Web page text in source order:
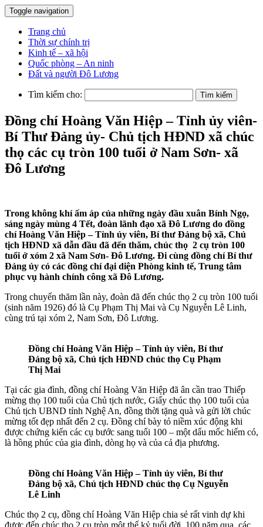
Toggle navigation
Trang chủ
Thời sự chính trị
Kinh tế – xã hội
Quốc phòng – An ninh
Đất và người Đô Lương
Tìm kiếm cho:
Đồng chí Hoàng Văn Hiệp – Tỉnh ủy viên-
Bí Thư Đảng ủy- Chủ tịch HĐND xã chúc
thọ các cụ tròn 100 tuổi ở Nam Sơn- xã
Đô Lương
Trong không khí ấm áp của những ngày đầu xuân Bính Ngọ,
sáng ngày mùng 4 Tết, đoàn lãnh đạo xã Đô Lương do đồng
chí Hoàng Văn Hiệp – Tỉnh ủy viên, Bí thư Đảng bộ xã, Chủ
tịch HĐND xã dẫn đầu đã đến thăm, chúc thọ 2 cụ tròn 100
tuổi ở xóm 2 xã Nam Sơn- Đô Lương. Đi cùng đồng chí Bí thư
Đảng ủy có các đồng chí đại diện Phòng kinh tế, Trung tâm
phục vụ hành chính công xã Đô Lương.
Trong chuyến thăm lần này, đoàn đã đến chúc thọ 2 cụ tròn 100 tuổi
(sinh năm 1926) đó là Cụ Phạm Thị Mai và Cụ Nguyễn Lê Linh,
cùng trú tại xóm 2, Nam Sơn, Đô Lương.
Đồng chí Hoàng Văn Hiệp – Tỉnh ủy viên, Bí thư
Đảng bộ xã, Chủ tịch HĐND chúc thọ Cụ Phạm
Thị Mai
Tại các gia đình, đồng chí Hoàng Văn Hiệp đã ân cần trao Thiếp
mừng thọ 100 tuổi của Chủ tịch nước, Giấy chúc thọ 100 tuổi của
Chủ tịch UBND tỉnh Nghệ An, đồng thời tặng quà và gửi lời chúc
mừng tốt đẹp nhất đến 2 cụ. Đồng chí bày tỏ niềm xúc động khi
được chứng kiến các cụ bước sang tuổi 100 – một dấu mốc hiếm có,
là hồng phúc của gia đình, dòng họ và của cả địa phương.
Đồng chí Hoàng Văn Hiệp – Tỉnh ủy viên, Bí thư
Đảng bộ xã, Chủ tịch HĐND chúc thọ Cụ Nguyễn
Lê Linh
Chúc thọ 2 cụ, đồng chí Hoàng Văn Hiệp chia sẻ rất vinh dự khi
được đến chúc thọ 2 cụ tròn một thế kỷ tuổi đời. 100 năm qua, các